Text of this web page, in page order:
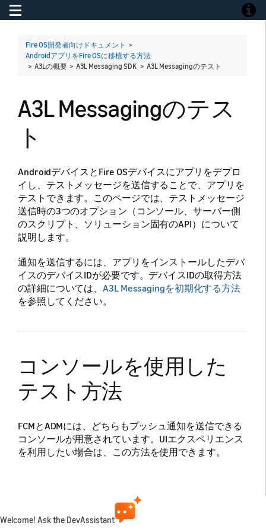
Toggle navigation
Fire OS開発者向けドキュメント >
AndroidアプリをFire OSに移植する方法
> A3Lの概要 > A3L Messaging SDK > A3L Messagingのテスト
A3L Messagingのテス
ト
AndroidデバイスとFire OSデバイスにアプリをデプロ
イし、テストメッセージを送信することで、アプリを
テストできます。このページでは、テストメッセージ
送信時の3つのオプション（コンソール、サーバー側
のスクリプト、ソリューション固有のAPI）について
説明します。
通知を送信するには、アプリをインストールしたデバ
イスのデバイスIDが必要です。デバイスIDの取得方法
の詳細については、A3L Messagingを初期化する方法
を参照してください。
コンソールを使用した
テスト方法
FCMとADMには、どちらもプッシュ通知を送信できる
コンソールが用意されています。UIエクスペリエンス
を利用したい場合は、この方法を使用できます。
プリをテストする方法
Welcome! Ask the DevAssistant